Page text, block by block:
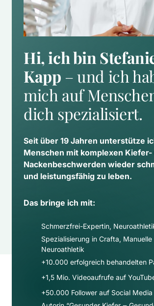
Hi, ich bin
Kapp – und ich
mich auf
dich spezialisiert.
Seit über 19 Jahren unterstütze
Menschen mit komplexen Kiefer-
Nackenbeschwerden wieder
und leistungsfähig zu leben.
Das bringe ich mit:
Schmerzfrei-Expertin,
Spezialisierung in Crafta,
Neuroathletik
+10.000 erfolgreich behandelten
+1,5 Mio. Videoaufrufe auf
+50.000 Follower auf Social Media​